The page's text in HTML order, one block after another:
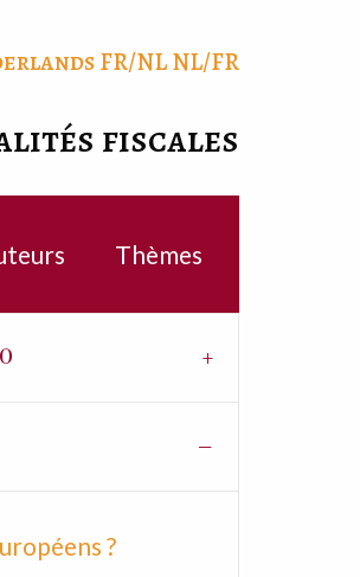
FR/NLNL/FR
fiscales
Thèmes
?